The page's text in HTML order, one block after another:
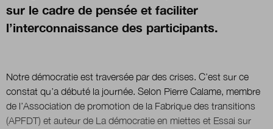
Nous contacter
Renseignez votre email afin de suivre l'actualité
de la transformation publique.
sur le cadre de pensée et faciliter
l’interconnaissance des participants.
Notre démocratie est traversée par des crises. C’est sur ce
constat qu’a débuté la journée. Selon Pierre Calame, membre
de l’Association de promotion de la Fabrique des transitions
(APFDT) et auteur de La démocratie en miettes et Essai sur